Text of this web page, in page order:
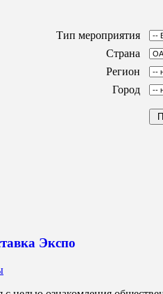
Тип мероприятия
Страна
Регион
Город
Экспо